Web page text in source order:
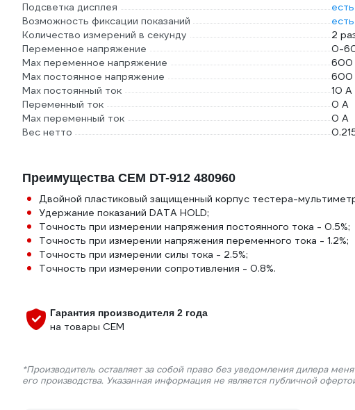
Подсветка дисплея
есть
Возможность фиксации показаний
есть
Количество измерений в секунду
2
Переменное напряжение
0-
Max переменное напряжение
600
Max постоянное напряжение
600
Max постоянный ток
10 А
Переменный ток
0 А
Max переменный ток
0 А
Вес нетто
Преимущества СЕМ DT-912 480960
Двойной пластиковый защищенный корпус тестера-
Удержание показаний DATA HOLD;
Точность при измерении напряжения постоянного тока - 0.5%;
Точность при измерении напряжения переменного тока - 1.2%;
Точность при измерении силы тока - 2.5%;
Точность при измерении сопротивления - 0.8%.
Гарантия производителя 2 года
на товары СЕМ
*Производитель оставляет за собой право без уведомления дилера
его производства. Указанная информация не является публичной